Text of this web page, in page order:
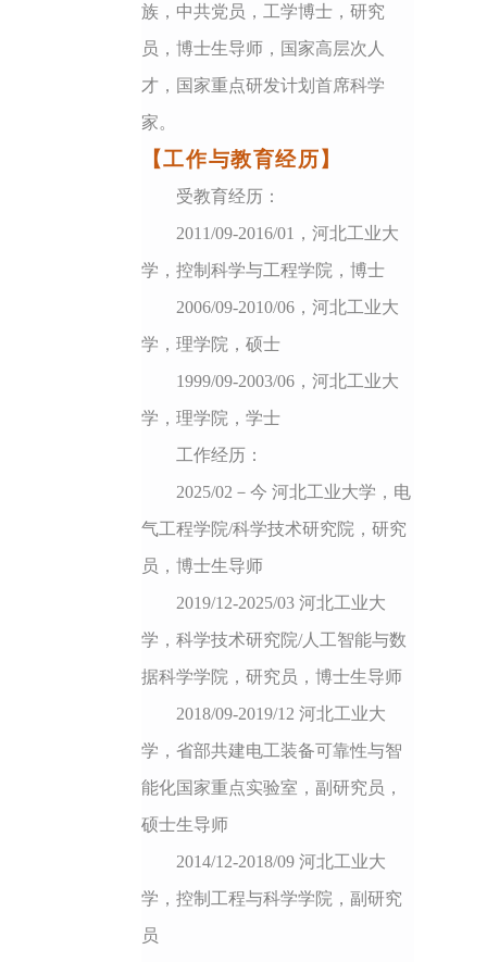
族，中共党员，工学博士，研究
员，博士生导师，国家高层次人
才，国家重点研发计划首席科学
家。
【工作与教育经历】
受教育经历：
2011/09-2016/01，河北工业大
学，控制科学与工程学院，博士
2006/09-2010/06，河北工业大
学，理学院，硕士
1999/09-2003/06，河北工业大
学，理学院，学士
工作经历：
2025/02－今 河北工业大学，电
气工程学院/科学技术研究院，研究
员，博士生导师
2019/12-2025/03 河北工业大
学，科学技术研究院/人工智能与数
据科学学院，研究员，博士生导师
2018/09-2019/12 河北工业大
学，省部共建电工装备可靠性与智
能化国家重点实验室，副研究员，
硕士生导师
2014/12-2018/09 河北工业大
学，控制工程与科学学院，副研究
员